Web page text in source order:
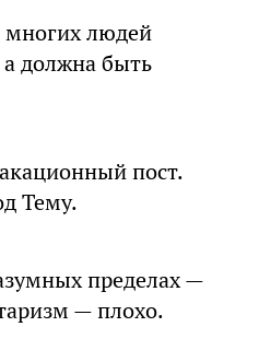
людей
должна быть
пост.
Тему.
пределах —
— плохо.